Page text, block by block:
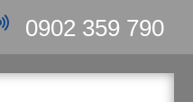
0902 359 790